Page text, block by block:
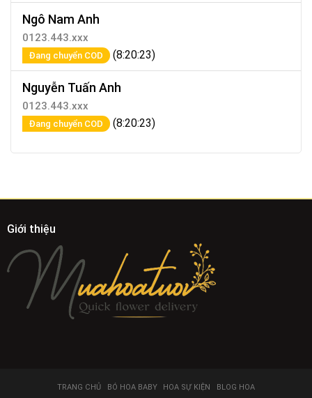
Ngô Nam Anh
0123.443.xxx
Đang chuyển COD (8:20:23)
Nguyễn Tuấn Anh
0123.443.xxx
Đang chuyển COD (8:20:23)
Giới thiệu
TRANG CHỦ BÓ HOA BABY HOA SỰ KIỆN BLOG HOA